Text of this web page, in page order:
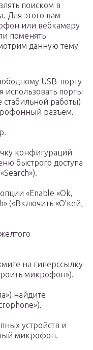
поиском в
Для этого вам
или вебкамеру
поменять
данную тему
USB-порту
использовать порты
стабильной работы)
разъем.
конфигураций
быстрого доступа
«Enable «Ok,
(«Включить «О’кей,
на гиперссылку
микрофон»).
найдите
устройств и
микрофон.